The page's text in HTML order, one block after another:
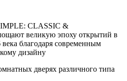
CLASSIC &
великую эпоху открытий в
благодаря современным
дизайну
дверях различного типа